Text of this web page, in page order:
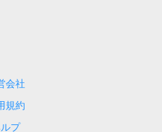
会社
規約
プ